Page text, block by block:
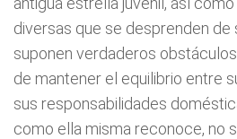
diversas que se desprenden de
suponen verdaderos
de mantener el equilibrio entre
sus responsabilidades
como ella misma reconoce, no